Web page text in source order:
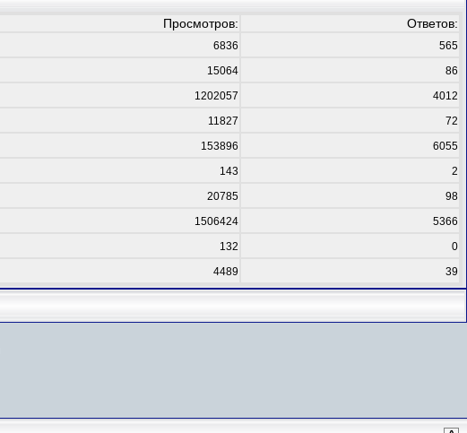
Просмотров: Ответов:
6836
565
15064
86
1202057
4012
11827
72
153896
6055
143
2
20785
98
1506424
5366
132
0
4489 39